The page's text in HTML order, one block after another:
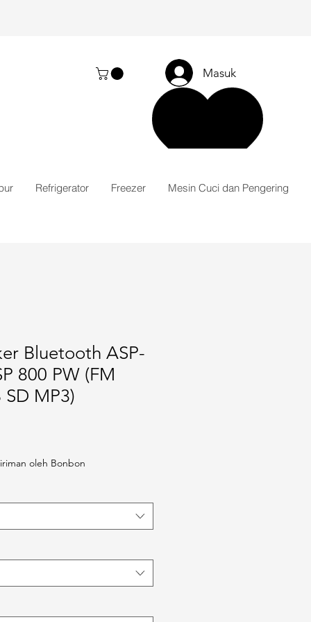
Masuk
Refrigerator Freezer Mesin Cuci dan Pengering
Bluetooth ASP-
800 PW (FM
MP3)
oleh Bonbon